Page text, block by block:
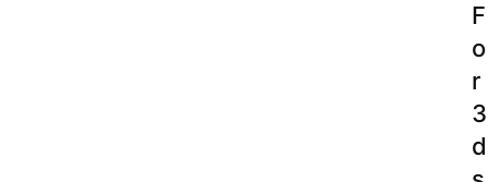
F
o
r
3
d